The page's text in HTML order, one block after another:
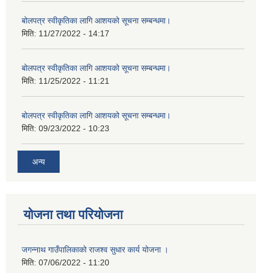
बोलपत्र स्वीकृतिका लागि आशयको सूचना सम्बन्धमा।
मिति: 11/27/2022 - 14:17
बोलपत्र स्वीकृतिका लागि आशयको सूचना सम्बन्धमा।
मिति: 11/25/2022 - 11:21
बोलपत्र स्वीकृतिका लागि आशयको सूचना सम्बन्धमा।
मिति: 09/23/2022 - 10:23
अन्य
योजना तथा परियोजना
जगन्नाथ गाउँपालिकाको राजश्व सुधार कार्य योजना ।
मिति: 07/06/2022 - 11:20